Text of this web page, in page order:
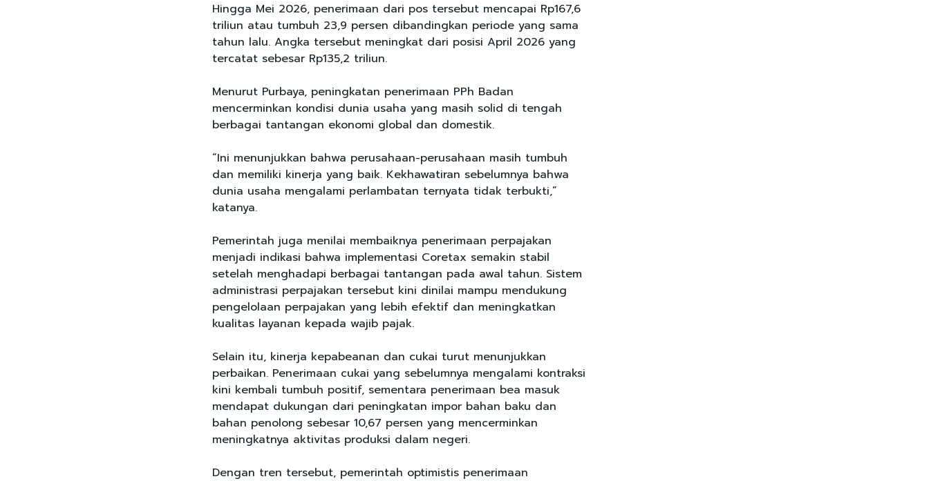
Hingga Mei 2026, penerimaan dari pos tersebut mencapai Rp167,6
triliun atau tumbuh 23,9 persen dibandingkan periode yang sama
tahun lalu. Angka tersebut meningkat dari posisi April 2026 yang
tercatat sebesar Rp135,2 triliun.
Menurut Purbaya, peningkatan penerimaan PPh Badan
mencerminkan kondisi dunia usaha yang masih solid di tengah
berbagai tantangan ekonomi global dan domestik.
“Ini menunjukkan bahwa perusahaan-perusahaan masih tumbuh
dan memiliki kinerja yang baik. Kekhawatiran sebelumnya bahwa
dunia usaha mengalami perlambatan ternyata tidak terbukti,”
katanya.
Pemerintah juga menilai membaiknya penerimaan perpajakan
menjadi indikasi bahwa implementasi Coretax semakin stabil
setelah menghadapi berbagai tantangan pada awal tahun. Sistem
administrasi perpajakan tersebut kini dinilai mampu mendukung
pengelolaan perpajakan yang lebih efektif dan meningkatkan
kualitas layanan kepada wajib pajak.
Selain itu, kinerja kepabeanan dan cukai turut menunjukkan
perbaikan. Penerimaan cukai yang sebelumnya mengalami kontraksi
kini kembali tumbuh positif, sementara penerimaan bea masuk
mendapat dukungan dari peningkatan impor bahan baku dan
bahan penolong sebesar 10,67 persen yang mencerminkan
meningkatnya aktivitas produksi dalam negeri.
Dengan tren tersebut, pemerintah optimistis penerimaan